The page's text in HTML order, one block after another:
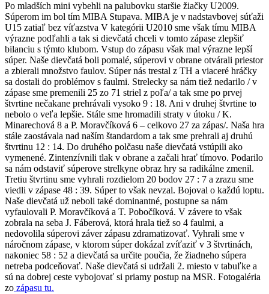
Po mladších mini vybehli na palubovku staršie žiačky U2009.
Súperom im bol tím MIBA Stupava. MIBA je v nadstavbovej súťaži
U15 zatiaľ bez víťazstva V kategórii U2010 sme však tímu MIBA
výrazne podľahli a tak si dievčatá chceli v tomto zápase zlepšiť
bilanciu s týmto klubom. Vstup do zápasu však mal výrazne lepší
súper. Naše dievčatá boli pomalé, súperovi v obrane otvárali priestor
a zbierali množstvo faulov. Súper nás trestal z TH a viaceré hráčky
sa dostali do problémov s faulmi. Strelecky sa nám tiež nedarilo / v
zápase sme premenili 25 zo 71 striel z poľa/ a tak sme po prvej
štvrtine nečakane prehrávali vysoko 9 : 18. Ani v druhej štvrtine to
nebolo o veľa lepšie. Stále sme hromadili straty v útoku / K.
Minarechová 8 a P. Moravčíková 6 – celkovo 27 za zápas/. Naša hra
stále zaostávala nad naším štandardom a tak sme prehrali aj druhú
štvrtinu 12 : 14. Do druhého polčasu naše dievčatá vstúpili ako
vymenené. Zintenzívnili tlak v obrane a začali hrať tímovo. Podarilo
sa nám odstaviť súperove strelkyne obraz hry sa radikálne zmenil.
Tretiu štvrtinu sme vyhrali rozdielom 20 bodov 27 : 7 a zrazu sme
viedli v zápase 48 : 39. Súper to však nevzal. Bojoval o každú loptu.
Naše dievčatá už neboli také dominantné, postupne sa nám
vyfaulovali P. Moravčíková a T. Pobočíková. V závere to však
zobrala na seba J. Fáberová, ktorá hrala tiež so 4 faulmi, a
nedovolila súperovi záver zápasu zdramatizovať. Vyhrali sme v
náročnom zápase, v ktorom súper dokázal zvíťaziť v 3 štvrtinách,
nakoniec 58 : 52 a dievčatá sa určite poučia, že žiadneho súpera
netreba podceňovať. Naše dievčatá si udržali 2. miesto v tabuľke a
sú na dobrej ceste vybojovať si priamy postup na MSR. Fotogaléria
zo zápasu tu.